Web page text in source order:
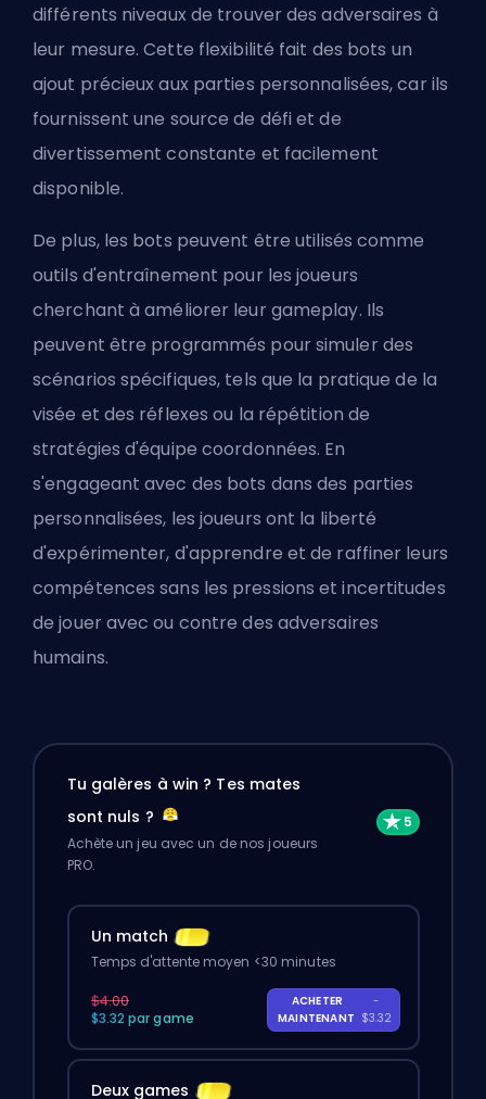
différents niveaux de trouver des adversaires à
leur mesure. Cette flexibilité fait des bots un
ajout précieux aux parties personnalisées, car ils
fournissent une source de défi et de
divertissement constante et facilement
disponible.
De plus, les bots peuvent être utilisés comme
outils d'entraînement pour les joueurs
cherchant à améliorer leur gameplay. Ils
peuvent être programmés pour simuler des
scénarios spécifiques, tels que la pratique de la
visée et des réflexes ou la répétition de
stratégies d'équipe coordonnées. En
s'engageant avec des bots dans des parties
personnalisées, les joueurs ont la liberté
d'expérimenter, d'apprendre et de raffiner leurs
compétences sans les pressions et incertitudes
de jouer avec ou contre des adversaires
humains.
Tu galères à win ? Tes mates
sont nuls ?
Achète un jeu avec un de nos joueurs
PRO.
Un match
Temps d'attente moyen <30 minutes
$4.00
$3.32 par game
ACHETER
MAINTENANT
-
$3.32
Deux games